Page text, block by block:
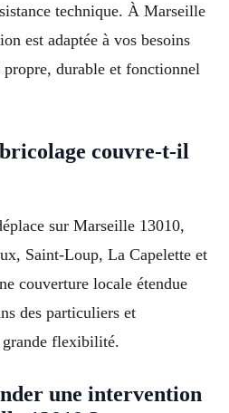
technique. À Marseille
est adaptée à vos besoins
durable et fonctionnel
couvre-t-il
sur Marseille 13010,
Saint-Loup, La Capelette et
couverture locale étendue
des particuliers et
grande flexibilité.
une intervention